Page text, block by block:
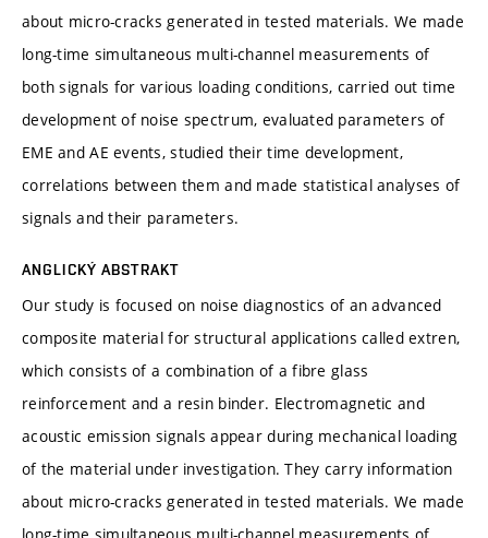
about micro-cracks generated in tested materials. We made
long-time simultaneous multi-channel measurements of
both signals for various loading conditions, carried out time
development of noise spectrum, evaluated parameters of
EME and AE events, studied their time development,
correlations between them and made statistical analyses of
signals and their parameters.
ANGLICKÝ ABSTRAKT
Our study is focused on noise diagnostics of an advanced
composite material for structural applications called extren,
which consists of a combination of a fibre glass
reinforcement and a resin binder. Electromagnetic and
acoustic emission signals appear during mechanical loading
of the material under investigation. They carry information
about micro-cracks generated in tested materials. We made
long-time simultaneous multi-channel measurements of